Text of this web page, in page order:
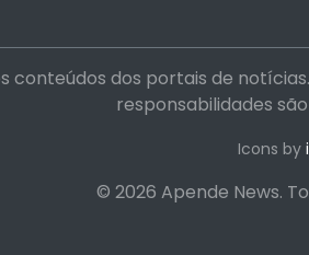
conteúdos dos portais de
responsabilidades
Icons by
© 2026 Apende News.